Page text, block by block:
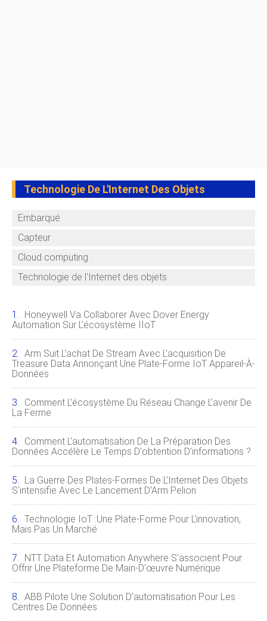
Technologie De L'Internet Des Objets
Embarqué
Capteur
Cloud computing
Technologie de l'Internet des objets
Honeywell Va Collaborer Avec Dover Energy
Automation Sur L'écosystème IIoT
Arm Suit L'achat De Stream Avec L'acquisition De
Treasure Data Annonçant Une Plate-Forme IoT Appareil-À-
Données
Comment L'écosystème Du Réseau Change L'avenir De
La Ferme
Comment L'automatisation De La Préparation Des
Données Accélère Le Temps D'obtention D'informations ?
La Guerre Des Plates-Formes De L'Internet Des Objets
S'intensifie Avec Le Lancement D'Arm Pelion
Technologie IoT :une Plate-Forme Pour L'innovation,
Mais Pas Un Marché
NTT Data Et Automation Anywhere S'associent Pour
Offrir Une Plateforme De Main-D'œuvre Numérique
ABB Pilote Une Solution D'automatisation Pour Les
Centres De Données